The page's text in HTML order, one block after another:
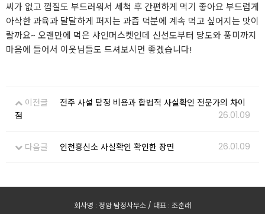
씨가 없고 껍질도 부드러워서 세척 후 간편하게 먹기 좋아요 부드럽게
아삭한 과육과 달달하게 퍼지는 과즙 덕분에 계속 먹고 싶어지는 맛이
랄까요~ 오랜만에 먹은 샤인머스켓인데 신선도부터 당도와 풍미까지
마음에 들어서 이웃님들도 드셔보시면 좋겠습니다!
이전글
전주 사설 탐정 비용과 합법적 사실확인 전문가의 차이
점
26.01.09
다음글 인천흥신소 사실확인 확인한 장면 26.01.09
회사명 : 정암 탐정사무소 / 대표 : 조훈래